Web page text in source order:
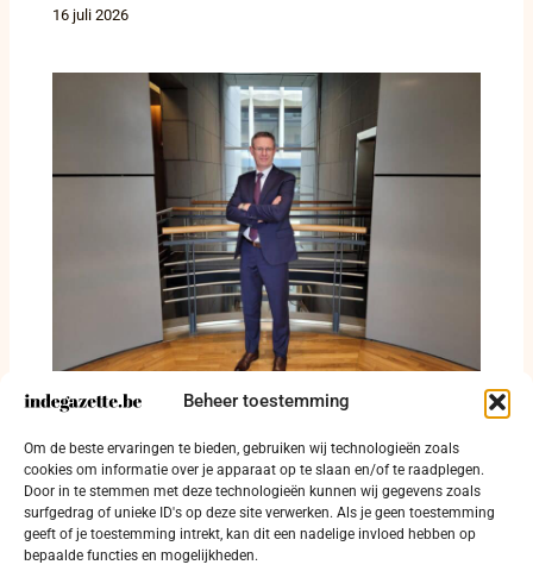
Beheer toestemming
Om de beste ervaringen te bieden, gebruiken wij technologieën zoals
cookies om informatie over je apparaat op te slaan en/of te raadplegen.
Door in te stemmen met deze technologieën kunnen wij gegevens zoals
surfgedrag of unieke ID's op deze site verwerken. Als je geen toestemming
geeft of je toestemming intrekt, kan dit een nadelige invloed hebben op
bepaalde functies en mogelijkheden.
16 juli 2026
Kurt Himpe verbaast West-Vlaanderen met
dossierkennis van fietslicht tot
reddingsdrone
16 juli 2026